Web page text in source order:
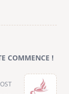
COMMENCE !